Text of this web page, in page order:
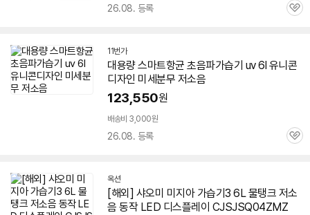
26.08. 등록
관
11번가
대용량 스마트항균 초음파가습기 uv6l 유니콘
디자인 미세분무 저소음
123,550원
배송비 3,000원
26.08. 등록
관
옥션
[해외] 샤오미 미지아 가습기3 6L물탱크 저소
음 동작 LED 디스플레이 CJSJSQ04ZMZ